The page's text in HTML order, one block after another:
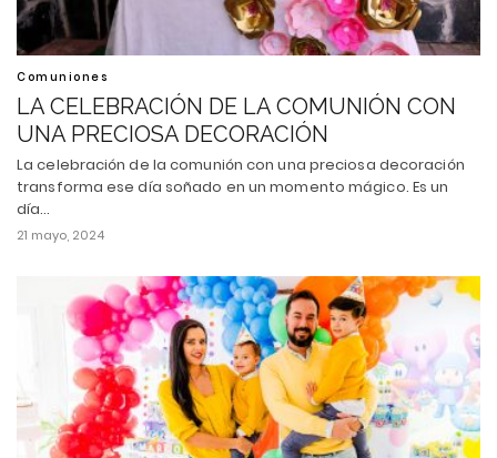
Comuniones
LA CELEBRACIÓN DE LA COMUNIÓN CON
UNA PRECIOSA DECORACIÓN
La celebración de la comunión con una preciosa decoración
transforma ese día soñado en un momento mágico. Es un
día…
21 mayo, 2024